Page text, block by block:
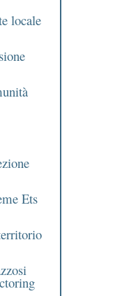
locale
Ets